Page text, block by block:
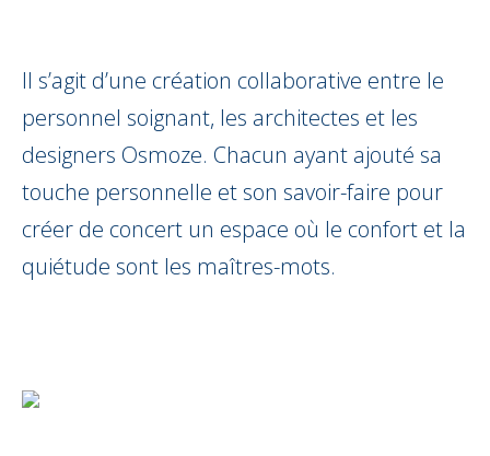
Il s’agit d’une création collaborative entre le
personnel soignant, les architectes et les
designers Osmoze. Chacun ayant ajouté sa
touche personnelle et son savoir-faire pour
créer de concert un espace où le confort et la
quiétude sont les maîtres-mots.